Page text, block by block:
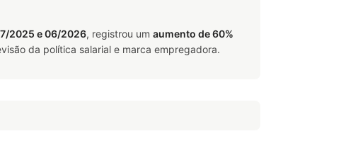
2025 e 06/2026, registrou um aumento de 60%
da política salarial e marca empregadora.